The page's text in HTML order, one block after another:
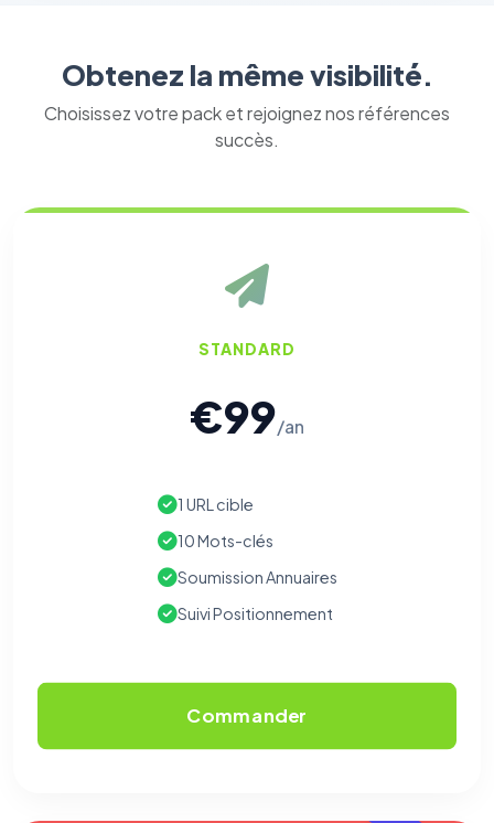
Obtenez la même visibilité.
Choisissez votre pack et rejoignez nos références
succès.
STANDARD
€99/an
1 URL cible
10 Mots-clés
Soumission Annuaires
Suivi Positionnement
Commander